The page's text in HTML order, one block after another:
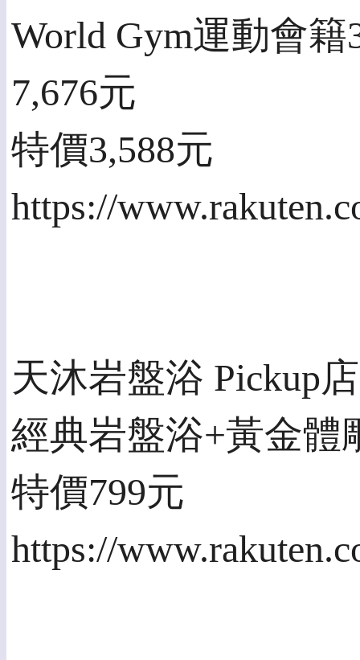
World Gym運動會
7,676元
特價3,588元
https://
天沐岩盤浴 Pickup店
經典岩盤浴+黃金體
特價799元
https://